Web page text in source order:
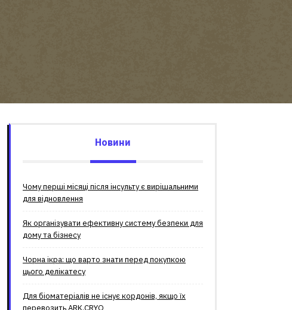
Новини
Чому перші місяці після інсульту є вирішальними
для відновлення
Як організувати ефективну систему безпеки для
дому та бізнесу
Чорна ікра: що варто знати перед покупкою
цього делікатесу
Для біоматеріалів не існує кордонів, якщо їх
перевозить ARK.CRYO